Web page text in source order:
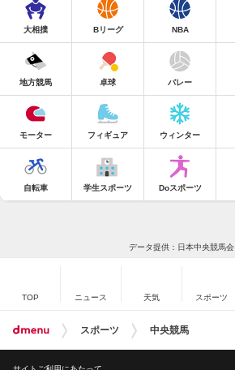
大相撲 Bリーグ NBA
地方競馬 卓球 バレー
モーター フィギュア ウィンター
自転車 学生スポーツ Doスポーツ
データ提供：日本中央競馬会
TOP ニュース 天気 スポーツ
スポーツ 中央競馬